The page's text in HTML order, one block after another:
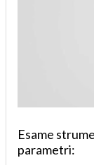
Esame
parametri: